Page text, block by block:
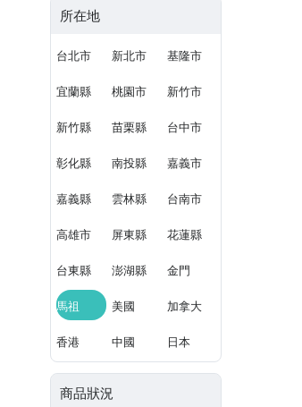
所在地
台北市 新北市 基隆市
宜蘭縣 桃園市 新竹市
新竹縣 苗栗縣 台中市
彰化縣 南投縣 嘉義市
嘉義縣 雲林縣 台南市
高雄市 屏東縣 花蓮縣
台東縣 澎湖縣 金門
馬祖 美國 加拿大
香港 中國 日本
商品狀況